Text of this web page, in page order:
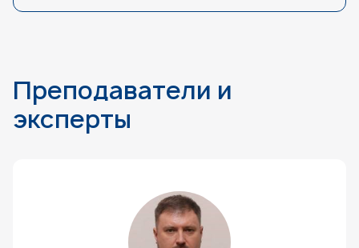
Преподаватели и
эксперты